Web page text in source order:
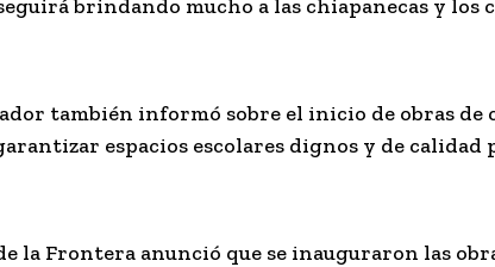
brindando mucho a las chiapanecas y los
también informó sobre el inicio de obras
espacios escolares dignos y de calidad
la Frontera anunció que se inauguraron las